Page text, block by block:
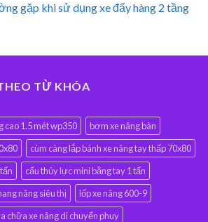
gặp khi sử dụng xe đẩy hàng 2 tầng
TỪ KHÓA
cao 1.5 mét wp350
bơm xe nâng bàn
cùm càng lắp bánh xe nâng tay thấp 70x80
cẩu thủy lực mini bằng tay 1 tấn
nâng siêu thị
lốp xe nâng 600-9
chữa xe nâng di chuyển phuy